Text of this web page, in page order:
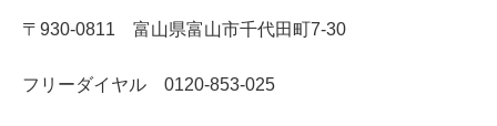
〒930-0811 富山県富山市千代田町7-30
フリーダイヤル 0120-853-025